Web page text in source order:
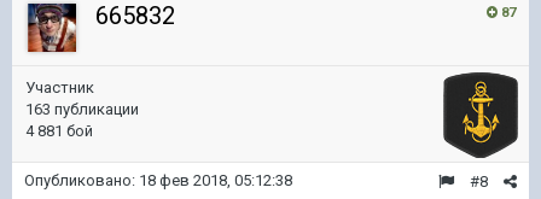
87
665832
Участник
163 публикации
4 881 бой
#8
Опубликовано: 18 фев 2018, 05:12:38